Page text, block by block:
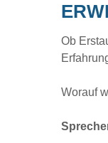
Ob
Worauf